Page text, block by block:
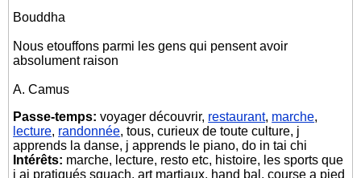
Bouddha
Nous etouffons parmi les gens qui pensent avoir
absolument raison
A. Camus
Passe-temps: voyager découvrir, restaurant, marche,
lecture, randonnée, tous, curieux de toute culture, j
apprends la danse, j apprends le piano, do in tai chi
Intérêts: marche, lecture, resto etc, histoire, les sports que
j ai pratiqués squach, art martiaux, hand bal, course a pied